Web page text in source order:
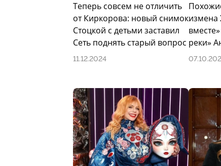
Теперь совсем не отличить
от Киркорова: новый снимок
Стоцкой с детьми заставил
Сеть поднять старый вопрос
11.12.2024
измена
реки»